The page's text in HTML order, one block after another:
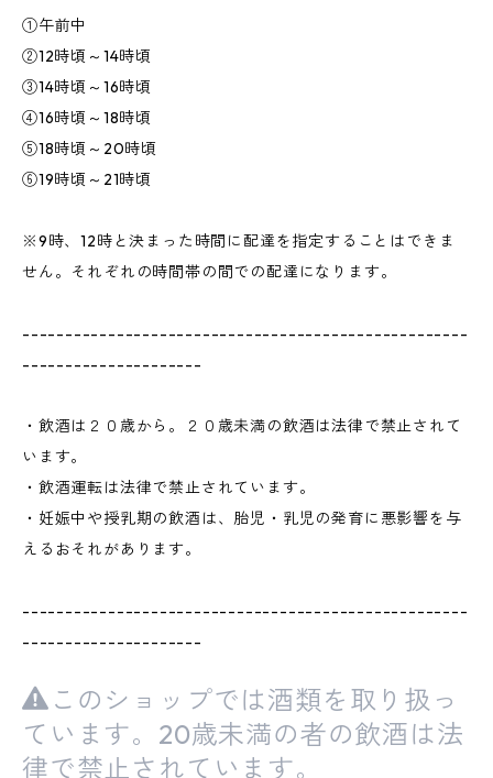
①午前中
②12時頃～14時頃
③14時頃～16時頃
④16時頃～18時頃
⑤18時頃～20時頃
⑥19時頃～21時頃
※9時、12時と決まった時間に配達を指定することはできま
せん。それぞれの時間帯の間での配達になります。
----------------------------------------------------
---------------------
・飲酒は２０歳から。２０歳未満の飲酒は法律で禁止されて
います。
・飲酒運転は法律で禁止されています。
・妊娠中や授乳期の飲酒は、胎児・乳児の発育に悪影響を与
えるおそれがあります。
----------------------------------------------------
---------------------
このショップでは酒類を取り扱っ
ています。20歳未満の者の飲酒は法
律で禁止されています。